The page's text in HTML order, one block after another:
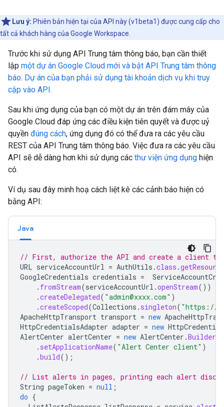
Lưu ý: Phiên bản hiện tại của API này (v1beta1) được cung cấp cho
tất cả khách hàng của Google Workspace.
Trước khi sử dụng API Trung tâm thông báo, bạn cần thiết
lập một dự án Google Cloud mới và bật API Trung tâm thông
báo. Dự án của bạn phải sử dụng tài khoản dịch vụ khi truy
cập vào API.
Sau khi ứng dụng của bạn có một dự án trên đám mây của
Google Cloud đáp ứng các điều kiện tiên quyết và được uỷ
quyền đúng cách, ứng dụng đó có thể đưa ra các yêu cầu
REST của API Trung tâm thông báo. Việc đưa ra các yêu cầu
API sẽ dễ dàng hơn khi sử dụng các thư viện ứng dụng hiện
có.
Ví dụ sau đây minh hoạ cách liệt kê các cảnh báo hiện có
bằng API:
Java
// First, authorize the API and create a client to
URL serviceAccountUrl = AuthUtils .class .getResource
GoogleCredentials credentials =
. fromStream(serviceAccountUrl .openStream())
.createDelegated( "admin@xxxx.com" )
.createScoped(Collections . singleton( "https://
ApacheHttpTransport transport = new
HttpCredentialsAdapter adapter = new
AlertCenter alertCenter = new AlertCenter .Builder
. setApplicationName( "Alert Center client" )
.build();
// List alerts in pages, printing each alert
String pageToken = null ;
do {